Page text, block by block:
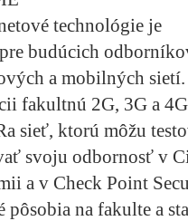
technológie je
budúcich
a mobilných
fakultnú 2G, 3G a
sieť, ktorú môžu
svoju odbornosť v
a v Check Point
pôsobia na fakulte a